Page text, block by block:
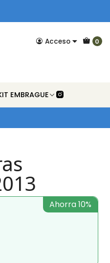
Acceso 0
EMBRAGUE
Ahorra 10%